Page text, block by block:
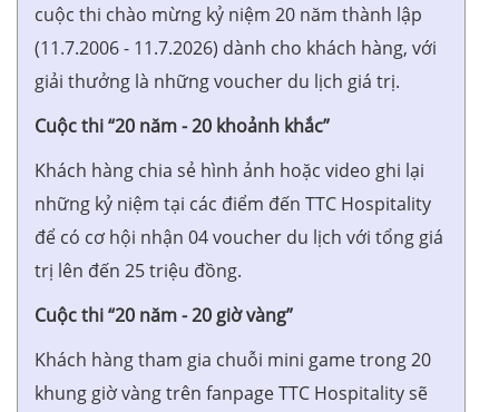
cuộc thi chào mừng kỷ niệm 20 năm thành lập
(11.7.2006 - 11.7.2026) dành cho khách hàng, với
giải thưởng là những voucher du lịch giá trị.
Cuộc thi “20 năm - 20 khoảnh khắc”
Khách hàng chia sẻ hình ảnh hoặc video ghi lại
những kỷ niệm tại các điểm đến TTC Hospitality
để có cơ hội nhận 04 voucher du lịch với tổng giá
trị lên đến 25 triệu đồng.
Cuộc thi “20 năm - 20 giờ vàng”
Khách hàng tham gia chuỗi mini game trong 20
khung giờ vàng trên fanpage TTC Hospitality sẽ